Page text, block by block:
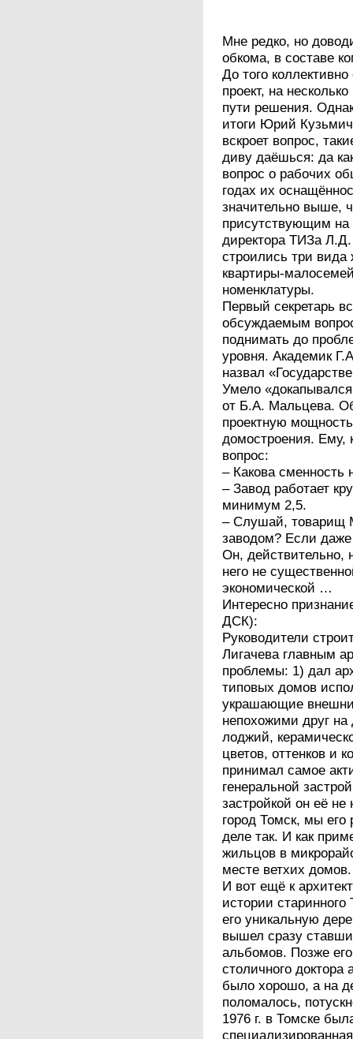
Мне редко, но
обкома, в составе
До того
проект, на
пути решения.
итоги Юрий
вскроет вопрос,
диву даёшься: да
вопрос о рабочих
годах их
значительно выше,
присутствующим
директора ТИЗа Л.Д.
строились три
квартиры-
номенклатуры.
Первый секретарь
обсуждаемым
поднимать до
уровня. Академик
назвал
Умело
от Б.А. Мальцева.
проектную
домостроения. Ему,
вопрос:
– Какова сменность
– Завод работает
минимум 2,5.
– Слушай, товарищ
заводом? Если
Он, действительно,
него не
экономической …
Интересно
ДСК):
Руководители
Лигачева главным
проблемы: 1) дал
типовых домов
украшающие
непохожими друг на
лоджий,
цветов, оттенков и
принимал самое
генеральной
застройкой он её
город Томск, мы
деле так. И как
жильцов в
месте ветхих
И вот ещё к
истории
его уникальную
вышел сразу
альбомов. Позже
столичного доктора
было хорошо, а на
поломалось,
1976 г. в Томске